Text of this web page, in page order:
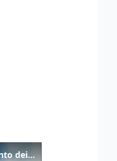
Incendio tra Duino e Monfalcone: l’intervento dei vigili del fuoco